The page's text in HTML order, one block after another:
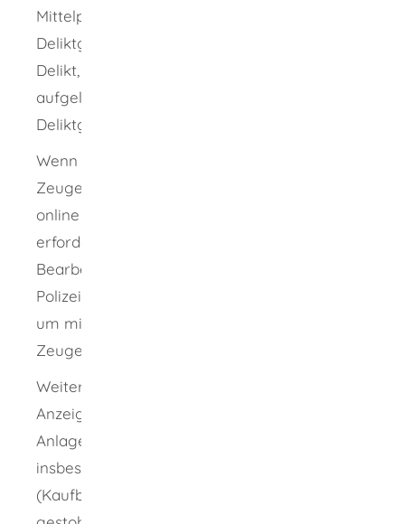
Mittelpunkt. Es wird nach unterschiedlichen
Deliktgruppen unterschieden. Wenn das
Delikt, welches Sie anzeigen wollen, nicht
aufgelistet ist, wählen Sie bitte die
Deliktgruppe Andere Straftat aus.
Wenn Sie eine Anzeige erstatten, sind Sie
Zeuge im Strafverfahren. Ungeachtet Ihrer
online erstatteten Anzeige kann es
erforderlich sein, Sie im Rahmen der weiteren
Bearbeitung dieser auf die hierfür zuständige
Polizeidienststelle vorzuladen, zum Beispiel,
um mit Ihnen persönlich eine
Zeugenvernehmung durchführen zu können.
Weiterhin besteht die Möglichkeit, der
Anzeige Fotos, Belege oder Dokumente als
Anlagen beizufügen. Diese Möglichkeit sollte
insbesondere genutzt werden, um Nachweise
(Kaufbelege, Quittungen oder Bilder von